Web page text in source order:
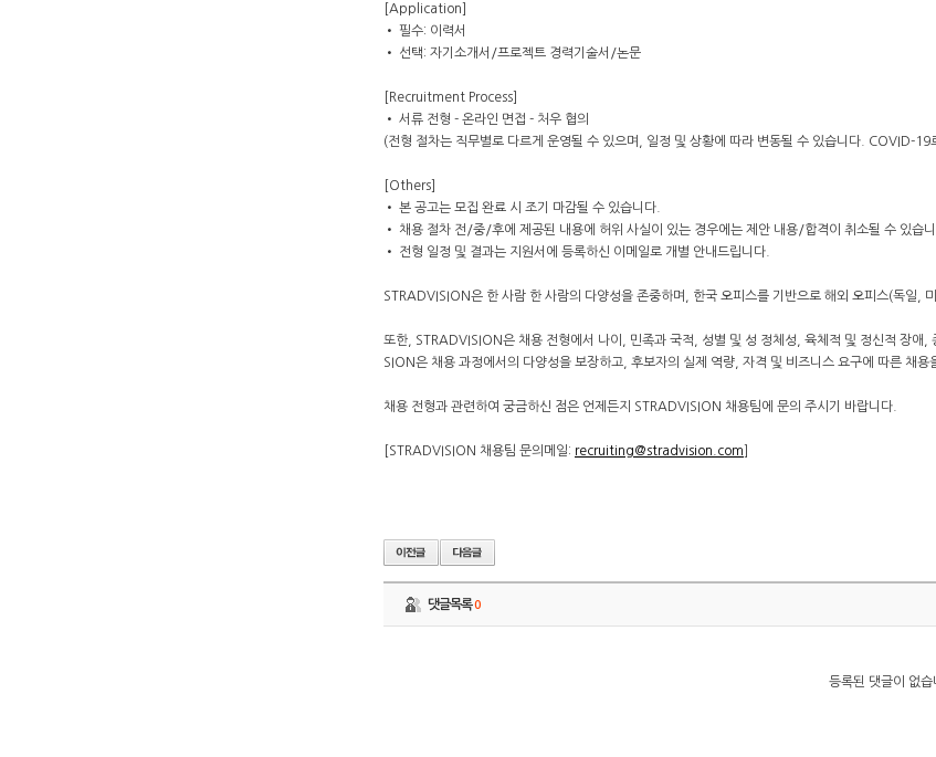
[Application]
• 필수: 이력서
• 선택: 자기소개서/프로젝트 경력기술서/논문
[Recruitment Process]
• 서류 전형 - 온라인 면접 - 처우 협의
(전형 절차는 직무별로 다르게 운영될 수 있으며, 일정 및 상황에 따라 변동될 수 있습니다. COVID-
[Others]
• 본 공고는 모집 완료 시 조기 마감될 수 있습니다.
• 채용 절차 전/중/후에 제공된 내용에 허위 사실이 있는 경우에는 제안 내용/합격이 취소될 수 있습니
• 전형 일정 및 결과는 지원서에 등록하신 이메일로 개별 안내드립니다.
STRADVISION은 한 사람 한 사람의 다양성을 존중하며, 한국 오피스를 기반으로 해외 오피스(독일,
또한, STRADVISION은 채용 전형에서 나이, 민족과 국적, 성별 및 성 정체성, 육체적 및 정신적 장애
SION은 채용 과정에서의 다양성을 보장하고, 후보자의 실제 역량, 자격 및 비즈니스 요구에 따른 채용
채용 전형과 관련하여 궁금하신 점은 언제든지 STRADVISION 채용팀에 문의 주시기 바랍니다.
[STRADVISION 채용팀 문의메일: recruiting@stradvision.com
댓글목록0
등록된 댓글이 없습